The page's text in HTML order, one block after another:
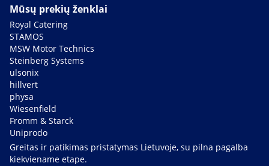
Mūsų prekių ženklai
Royal Catering
STAMOS
MSW Motor Technics
Steinberg Systems
ulsonix
hillvert
physa
Wiesenfield
Fromm & Starck
Uniprodo
Greitas ir patikimas pristatymas Lietuvoje, su pilna pagalba
kiekviename etape.